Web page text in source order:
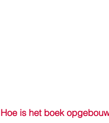
Hoe is het boek